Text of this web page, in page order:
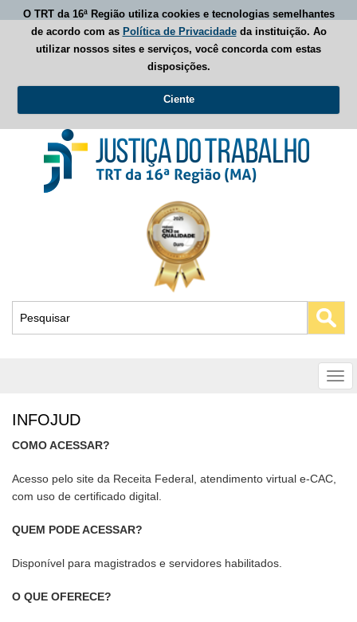
O TRT da 16ª Região utiliza cookies e tecnologias semelhantes
de acordo com as Política de Privacidadeda instituição. Ao
utilizar nossos sites e serviços, você concorda com estas
disposições.
Ciente
INFOJUD
COMO ACESSAR?
Acesso pelo site da Receita Federal, atendimento virtual e-CAC,
com uso de certificado digital.
QUEM PODE ACESSAR?
Disponível para magistrados e servidores habilitados.
O QUE OFERECE?